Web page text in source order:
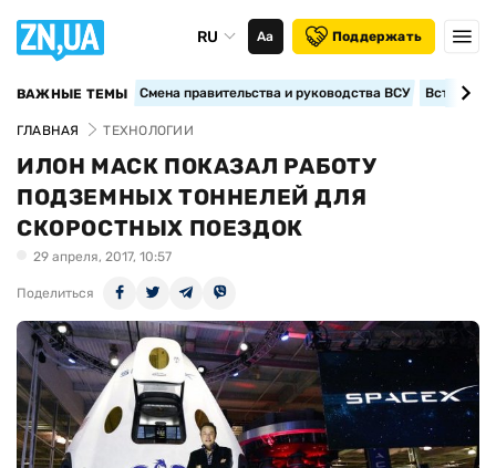
RU Аа Поддержать
ВАЖНЫЕ ТЕМЫ Смена правительства и руководства ВСУ
ГЛАВНАЯ ТЕХНОЛОГИИ
ИЛОН МАСК ПОКАЗАЛ РАБОТУ
ПОДЗЕМНЫХ ТОННЕЛЕЙ ДЛЯ
СКОРОСТНЫХ ПОЕЗДОК
29 апреля, 2017, 10:57
Поделиться